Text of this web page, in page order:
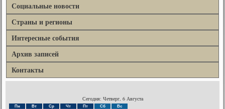
Социальные новости
Страны и регионы
Интересные события
Архив записей
Контакты
Сегодня: Четверг, 6 Августа
Пн Вт Ср Чт Пт Сб Вс